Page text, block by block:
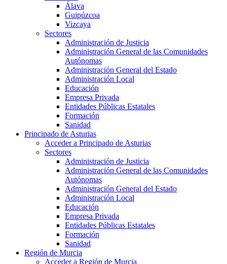
Álava
Guipúzcoa
Vizcaya
Sectores
Administración de Justicia
Administración General de las Comunidades
Autónomas
Administración General del Estado
Administración Local
Educación
Empresa Privada
Entidades Públicas Estatales
Formación
Sanidad
Principado de Asturias
Acceder a Principado de Asturias
Sectores
Administración de Justicia
Administración General de las Comunidades
Autónomas
Administración General del Estado
Administración Local
Educación
Empresa Privada
Entidades Públicas Estatales
Formación
Sanidad
Región de Murcia
Acceder a Región de Murcia